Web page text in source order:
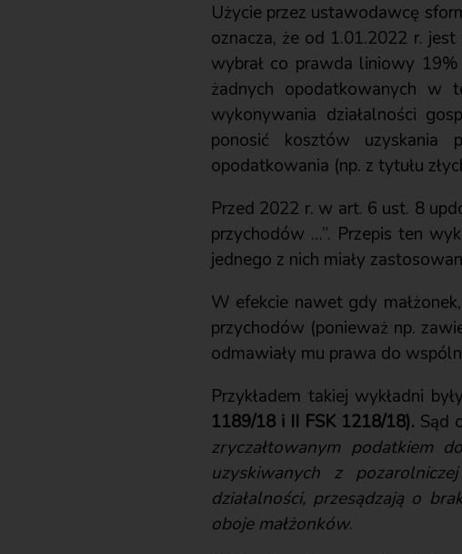
Użycie przez ustawodawcę
oznacza, że od 1.01.2022 r.
wybrał co prawda liniowy
żadnych opodatkowanych w
wykonywania działalności
ponosić kosztów uzyskania
opodatkowania (np. z tytułu
Przed 2022 r. w art. 6 ust. 8
przychodów …”. Przepis ten
jednego z nich miały
W efekcie nawet gdy
przychodów (ponieważ np.
odmawiały mu prawa do
Przykładem takiej wykładni były
1189/18 i II FSK 1218/18). Sąd
zryczałtowanym podatkiem
uzyskiwanych z
działalności, przesądzają o
oboje małżonków.